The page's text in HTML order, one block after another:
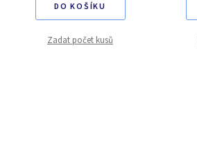
DO KOŠÍKU
Zadat počet kusů